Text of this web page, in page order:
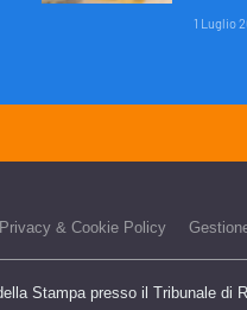
1 Luglio
Privacy & Cookie Policy
Stampa presso il Tribunale